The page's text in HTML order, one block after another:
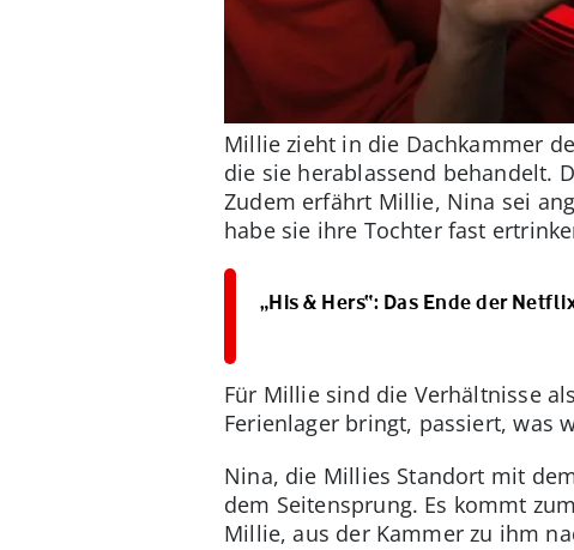
Millie zieht in die Dachkammer
die sie herablassend behandelt.
Zudem erfährt Millie, Nina sei
habe sie ihre Tochter fast
„His & Hers“: Das Ende der
Für Millie sind die Verhältnisse
Ferienlager bringt, passiert, was
Nina, die Millies Standort mit
dem Seitensprung. Es kommt
Millie, aus der Kammer zu ihm